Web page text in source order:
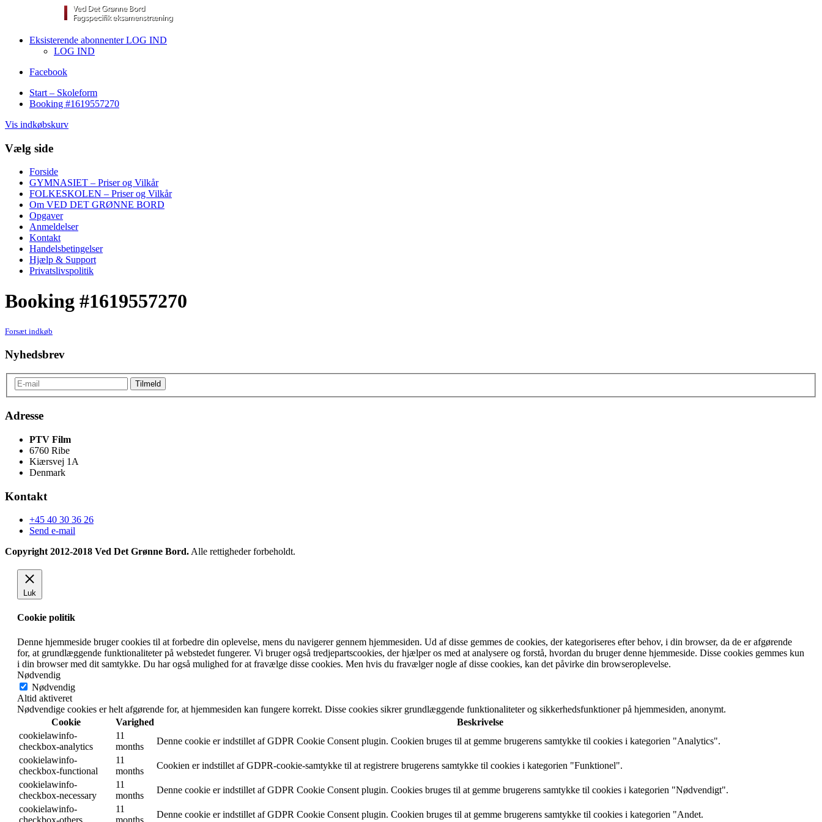
Eksisterende abonnenter LOG IND
LOG IND
Facebook
Start – Skoleform
Booking #1619557270
Vis indkøbskurv
Vælg side
Forside
GYMNASIET – Priser og Vilkår
FOLKESKOLEN – Priser og Vilkår
Om VED DET GRØNNE BORD
Opgaver
Anmeldelser
Kontakt
Handelsbetingelser
Hjælp & Support
Privatslivspolitik
Booking #1619557270
Forsæt indkøb
Nyhedsbrev
Adresse
PTV Film
6760 Ribe
Kiærsvej 1A
Denmark
Kontakt
+45 40 30 36 26
Send e-mail
Copyright 2012-2018 Ved Det Grønne Bord. Alle rettigheder forbeholdt.
Luk
Cookie politik
Denne hjemmeside bruger cookies til at forbedre din oplevelse, mens du navigerer gennem hjemmesiden. Ud af disse gemmes de cookies, der kategoriseres efter behov, i din browser, da de er afgørende
for, at grundlæggende funktionaliteter på webstedet fungerer. Vi bruger også tredjepartscookies, der hjælper os med at analysere og forstå, hvordan du bruger denne hjemmeside. Disse cookies gemmes kun
i din browser med dit samtykke. Du har også mulighed for at fravælge disse cookies. Men hvis du fravælger nogle af disse cookies, kan det påvirke din browseroplevelse.
Nødvendig
Nødvendig
Altid aktiveret
Nødvendige cookies er helt afgørende for, at hjemmesiden kan fungere korrekt. Disse cookies sikrer grundlæggende funktionaliteter og sikkerhedsfunktioner på hjemmesiden, anonymt.
Cookie
Varighed
Beskrivelse
cookielawinfo-
checkbox-analytics
11
months
Denne cookie er indstillet af GDPR Cookie Consent plugin. Cookien bruges til at gemme brugerens samtykke til cookies i kategorien "Analytics".
cookielawinfo-
checkbox-functional
11
months
Cookien er indstillet af GDPR-cookie-samtykke til at registrere brugerens samtykke til cookies i kategorien "Funktionel".
cookielawinfo-
checkbox-necessary
11
months
Denne cookie er indstillet af GDPR Cookie Consent plugin. Cookies bruges til at gemme brugerens samtykke til cookies i kategorien "Nødvendigt".
cookielawinfo-
checkbox-others
11
months
Denne cookie er indstillet af GDPR Cookie Consent plugin. Cookien bruges til at gemme brugerens samtykke til cookies i kategorien "Andet.